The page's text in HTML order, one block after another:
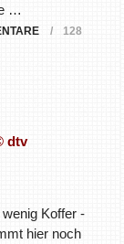
…
128
Koffer -
hier noch